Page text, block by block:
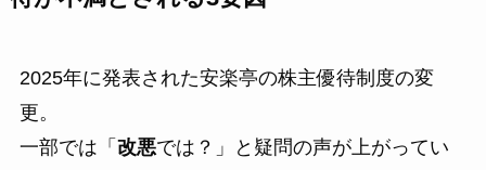
2025年に発表された安楽亭の株主優待制度の変
更。
一部では「 改悪では？」と疑問の声が上がってい